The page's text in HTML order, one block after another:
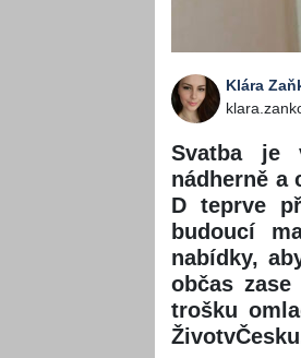
Klára
Svatba je
nádherně a
D teprve
budoucí
nabídky,
občas
trošku